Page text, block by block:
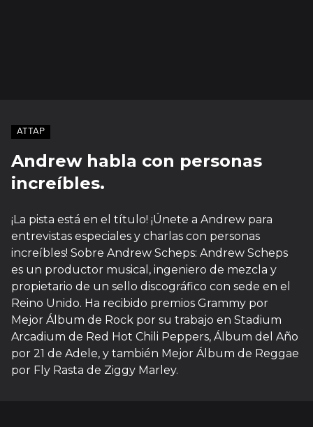
ATTAP
Andrew habla con personas
increíbles.
¡La pista está en el título! ¡Únete a Andrew para
entrevistas especiales y charlas con personas
increíbles! Sobre Andrew Scheps: Andrew Scheps
es un productor musical, ingeniero de mezcla y
propietario de un sello discográfico con sede en el
Reino Unido. Ha recibido premios Grammy por
Mejor Álbum de Rock por su trabajo en Stadium
Arcadium de Red Hot Chili Peppers, Álbum del Año
por 21 de Adele, y también Mejor Álbum de Reggae
por Fly Rasta de Ziggy Marley.